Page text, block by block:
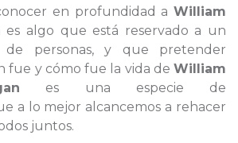
en profundidad a William
es algo que está reservado a un
personas, y que pretender
fue y cómo fue la vida de William
es una especie de
a lo mejor alcancemos a rehacer
juntos.